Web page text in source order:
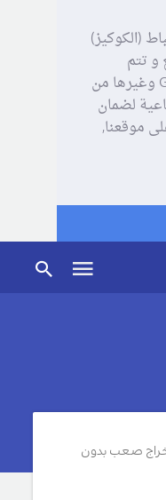
(الكوكيز)
و تتم
مشاركة بعض المعلومات مع Google وغيرها من
لضمان
موقعنا,
صعب بدون